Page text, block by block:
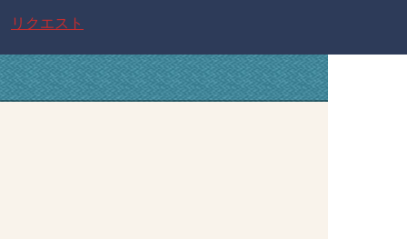
リクエスト